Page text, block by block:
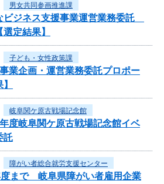
男女共同参画推進課
ビジネス支援事業運営業務委託
定結果】
子ども・女性政策課
業企画・運営業務委託プロポー
岐阜関ケ原古戦場記念館
度岐阜関ケ原古戦場記念館イベ
託
障がい者総合就労支援センター
まで 岐阜県障がい者雇用企業